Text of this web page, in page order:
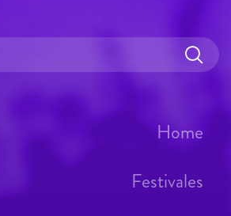
Home
Festivales